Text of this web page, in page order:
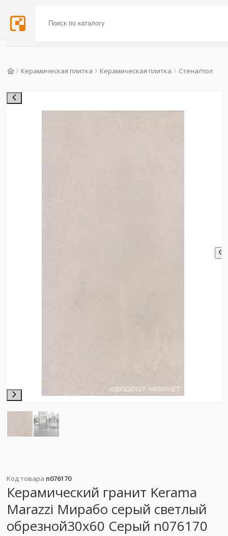
Керамическая плитка Керамическая плитка Стена/пол
Код товара n076170
Керамический гранит Kerama
Marazzi Мирабо серый светлый
обрезной30х60 Серый n076170